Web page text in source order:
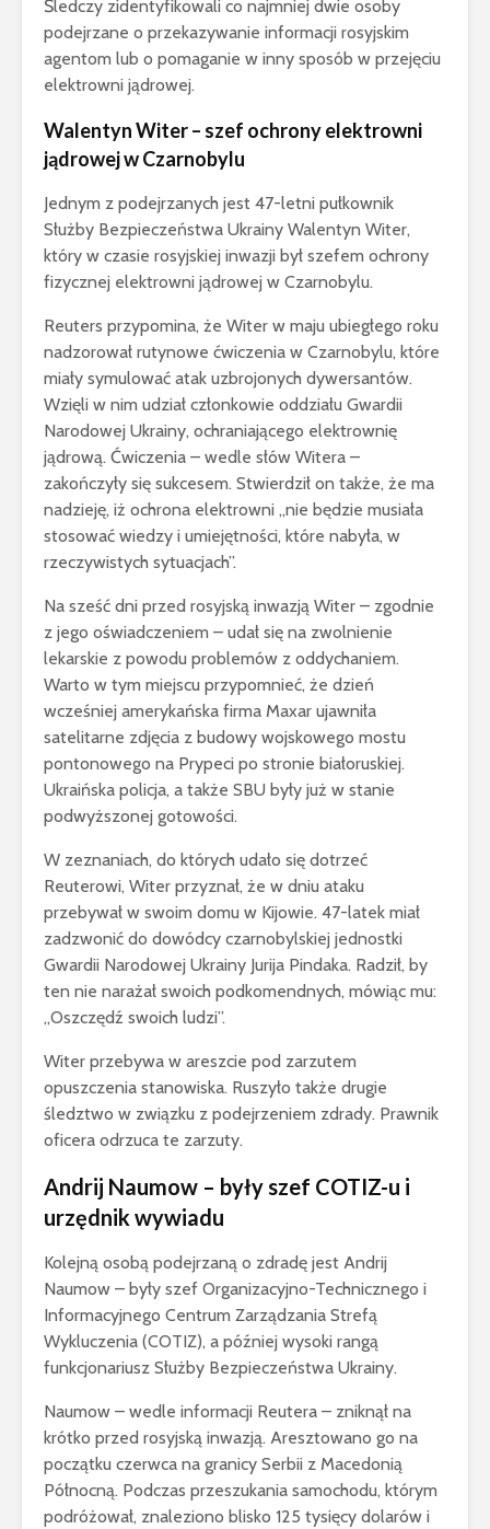
Śledczy zidentyfikowali co najmniej dwie osoby
podejrzane o przekazywanie informacji rosyjskim
agentom lub o pomaganie w inny sposób w przejęciu
elektrowni jądrowej.
Walentyn Witer – szef ochrony elektrowni
jądrowej w Czarnobylu
Jednym z podejrzanych jest 47-letni pułkownik
Służby Bezpieczeństwa Ukrainy Walentyn Witer,
który w czasie rosyjskiej inwazji był szefem ochrony
fizycznej elektrowni jądrowej w Czarnobylu.
Reuters przypomina, że Witer w maju ubiegłego roku
nadzorował rutynowe ćwiczenia w Czarnobylu, które
miały symulować atak uzbrojonych dywersantów.
Wzięli w nim udział członkowie oddziału Gwardii
Narodowej Ukrainy, ochraniającego elektrownię
jądrową. Ćwiczenia – wedle słów Witera –
zakończyły się sukcesem. Stwierdził on także, że ma
nadzieję, iż ochrona elektrowni „nie będzie musiała
stosować wiedzy i umiejętności, które nabyła, w
rzeczywistych sytuacjach”.
Na sześć dni przed rosyjską inwazją Witer – zgodnie
z jego oświadczeniem – udał się na zwolnienie
lekarskie z powodu problemów z oddychaniem.
Warto w tym miejscu przypomnieć, że dzień
wcześniej amerykańska firma Maxar ujawniła
satelitarne zdjęcia z budowy wojskowego mostu
pontonowego na Prypeci po stronie białoruskiej.
Ukraińska policja, a także SBU były już w stanie
podwyższonej gotowości.
W zeznaniach, do których udało się dotrzeć
Reuterowi, Witer przyznał, że w dniu ataku
przebywał w swoim domu w Kijowie. 47-latek miał
zadzwonić do dowódcy czarnobylskiej jednostki
Gwardii Narodowej Ukrainy Jurija Pindaka. Radził, by
ten nie narażał swoich podkomendnych, mówiąc mu:
„Oszczędź swoich ludzi”.
Witer przebywa w areszcie pod zarzutem
opuszczenia stanowiska. Ruszyło także drugie
śledztwo w związku z podejrzeniem zdrady. Prawnik
oficera odrzuca te zarzuty.
Andrij Naumow – były szef COTIZ-u i
urzędnik wywiadu
Kolejną osobą podejrzaną o zdradę jest Andrij
Naumow – były szef Organizacyjno-Technicznego i
Informacyjnego Centrum Zarządzania Strefą
Wykluczenia (COTIZ), a później wysoki rangą
funkcjonariusz Służby Bezpieczeństwa Ukrainy.
Naumow – wedle informacji Reutera – zniknął na
krótko przed rosyjską inwazją. Aresztowano go na
początku czerwca na granicy Serbii z Macedonią
Północną. Podczas przeszukania samochodu, którym
podróżował, znaleziono blisko 125 tysięcy dolarów i